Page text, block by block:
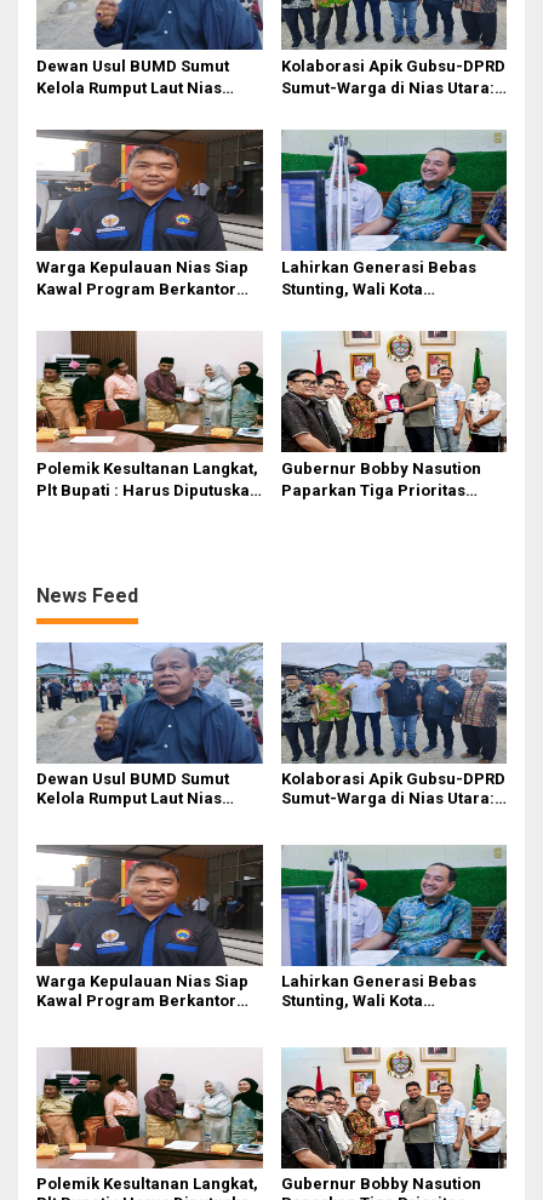
Dewan Usul BUMD Sumut
Kelola Rumput Laut Nias
Kolaborasi Apik Gubsu-DPRD
Sumut-Warga di Nias Utara:
Akhirnya Diperbaiki
Warga Kepulauan Nias Siap
Kawal Program Berkantor
Lahirkan Generasi Bebas
Stunting, Wali Kota
Optimalisasi SP3 Catin
Polemik Kesultanan Langkat,
Plt Bupati : Harus Diputuskan
Gubernur Bobby Nasution
Paparkan Tiga Prioritas
News Feed
Dewan Usul BUMD Sumut
Kelola Rumput Laut Nias
Kolaborasi Apik Gubsu-DPRD
Sumut-Warga di Nias Utara:
Warga Kepulauan Nias Siap
Kawal Program Berkantor
Lahirkan Generasi Bebas
Stunting, Wali Kota
Polemik Kesultanan Langkat,
Gubernur Bobby Nasution